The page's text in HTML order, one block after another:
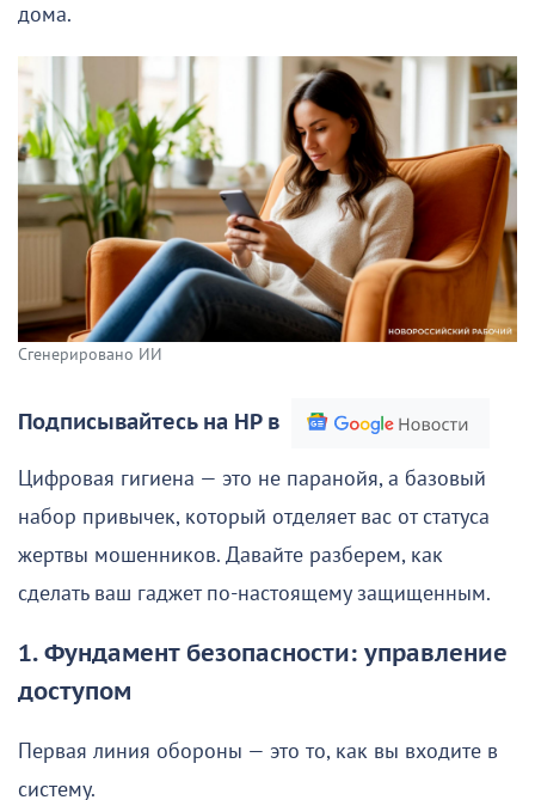
дома.
Сгенерировано ИИ
Подписывайтесь на НР в
Цифровая гигиена — это не паранойя, а базовый
набор привычек, который отделяет вас от статуса
жертвы мошенников. Давайте разберем, как
сделать ваш гаджет по-настоящему защищенным.
1. Фундамент безопасности: управление
доступом
Первая линия обороны — это то, как вы входите в
систему.